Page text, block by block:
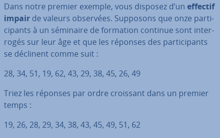
Dans notre premier exemple, vous disposez d’un effectif
impair de valeurs observées. Supposons que onze par­ti­
ci­pants à un séminaire de formation continue sont in­ter­
ro­gés sur leur âge et que les réponses des par­ti­ci­pants
se déclinent comme suit :
28, 34, 51, 19, 62, 43, 29, 38, 45, 26, 49
Triez les réponses par ordre croissant dans un premier
temps :
19, 26, 28, 29, 34, 38, 43, 45, 49, 51, 62